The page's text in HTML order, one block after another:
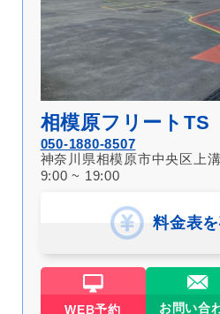
相模原フリートTS
050-1880-8507
神奈川県相模原市中央区上
9:00 ~ 19:00
料金表
WEB予約 お問い合